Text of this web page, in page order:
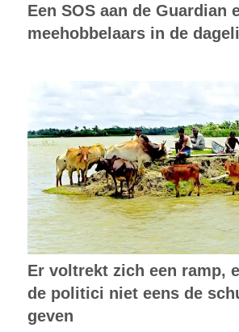
Een SOS aan de Guardian
meehobbelaars in de
Er voltrekt zich een ramp,
de politici niet eens de
geven